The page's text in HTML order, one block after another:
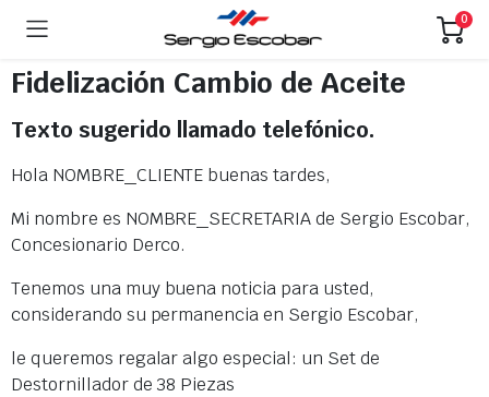
0
Fidelización Cambio de Aceite
Texto sugerido llamado telefónico.
Hola NOMBRE_CLIENTE buenas tardes,
Mi nombre es NOMBRE_SECRETARIA de Sergio Escobar,
Concesionario Derco.
Tenemos una muy buena noticia para usted,
considerando su permanencia en Sergio Escobar,
le queremos regalar algo especial: un Set de
Destornillador de 38 Piezas